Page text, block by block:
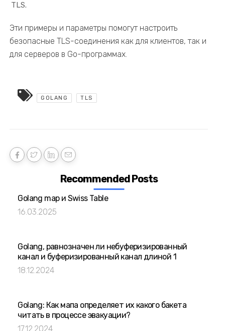
TLS.
Эти примеры и параметры помогут настроить
безопасные TLS-соединения как для клиентов, так и
для серверов в Go-программах.
GOLANG TLS
Recommended Posts
Golang map и Swiss Table
16.03.2025
Golang, равнозначен ли небуферизированный
канал и буферизированный канал длиной 1
18.12.2024
Golang: Как мапа определяет их какого бакета
читать в процессе эвакуации?
17.12.2024